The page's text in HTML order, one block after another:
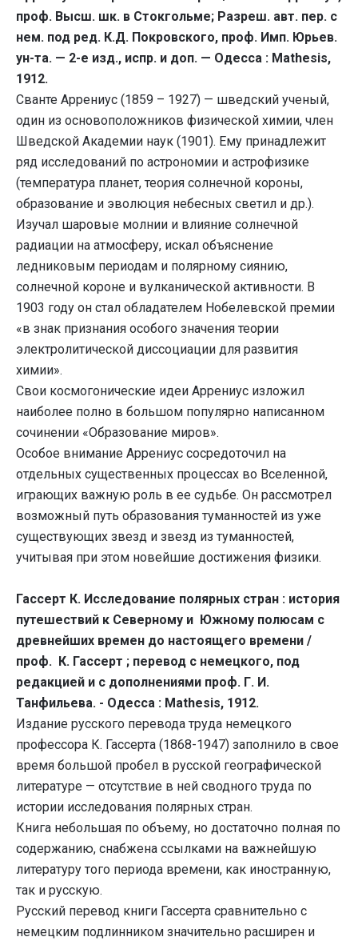
проф. Высш. шк. в Стокгольме; Разреш. авт. пер. с
нем. под ред. К.Д. Покровского, проф. Имп. Юрьев.
ун-та. — 2-е изд., испр. и доп. — Одесса : Mathesis,
1912.
Сванте Аррениус (1859 – 1927) — шведский ученый,
один из основоположников физической химии, член
Шведской Академии наук (1901). Ему принадлежит
ряд исследований по астрономии и астрофизике
(температура планет, теория солнечной короны,
образование и эволюция небесных светил и др.).
Изучал шаровые молнии и влияние солнечной
радиации на атмосферу, искал объяснение
ледниковым периодам и полярному сиянию,
солнечной короне и вулканической активности. В
1903 году он стал обладателем Нобелевской премии
«в знак признания особого значения теории
электролитической диссоциации для развития
химии».
Свои космогонические идеи Аррениус изложил
наиболее полно в большом популярно написанном
сочинении «Образование миров».
Особое внимание Аррениус сосредоточил на
отдельных существенных процессах во Вселенной,
играющих важную роль в ее судьбе. Он рассмотрел
возможный путь образования туманностей из уже
существующих звезд и звезд из туманностей,
учитывая при этом новейшие достижения физики.
Гассерт К. Исследование полярных стран : история
путешествий к Северному и Южному полюсам с
древнейших времен до настоящего времени /
проф. К. Гассерт ; перевод с немецкого, под
редакцией и с дополнениями проф. Г. И.
Танфильева. - Одесса : Mathesis, 1912.
Издание русского перевода труда немецкого
профессора К. Гассерта (1868-1947) заполнило в свое
время большой пробел в русской географической
литературе — отсутствие в ней сводного труда по
истории исследования полярных стран.
Книга небольшая по объему, но достаточно полная по
содержанию, снабжена ссылками на важнейшую
литературу того периода времени, как иностранную,
так и русскую.
Русский перевод книги Гассерта сравнительно с
немецким подлинником значительно расширен и